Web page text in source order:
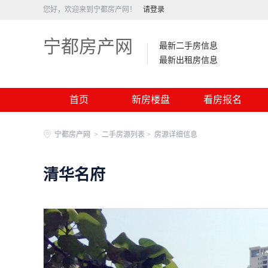
您好，欢迎来到宁都房产网！ 请登录
宁都房产网
最新二手房信息
最新出租房信息
首页 新房楼盘 看房报名
宁都房产网 > 二手房源列表 > 房源详细信息
清华名府